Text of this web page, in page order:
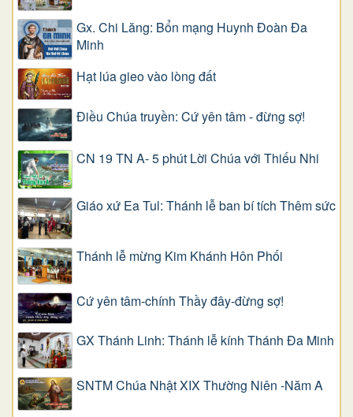
Gx. Chi Lăng: Bổn mạng Huynh Đoàn Đa
Minh
Hạt lúa gieo vào lòng đất
Điều Chúa truyền: Cứ yên tâm - đừng sợ!
CN 19 TN A- 5 phút Lời Chúa với Thiếu Nhi
Giáo xứ Ea Tul: Thánh lễ ban bí tích Thêm sức
Thánh lễ mừng Kim Khánh Hôn Phối
Cứ yên tâm-chính Thầy đây-đừng sợ!
GX Thánh Linh: Thánh lễ kính Thánh Đa Minh
SNTM Chúa Nhật XIX Thường Niên -Năm A